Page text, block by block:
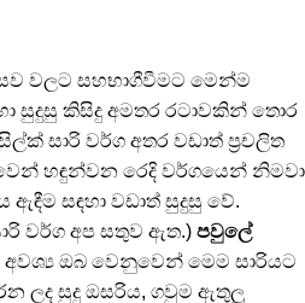
වලට සහභාගීවීමට මෙන්ම
සුදුසු කිසිදු අමතර රටාවකින් තොර
සාරි වර්ග අතර වඩාත් ප්‍රචලිත
හඳුන්වන රෙදි වර්ගයෙන් නිමවා
සඳහා වඩාත් සුදුසු වේ.
වර්ග අප සතුව ඇත.) පවුලේ
අවශ්‍ය ඔබ වෙනුවෙන් මෙම සාරියට
ලද සුදු ඔසරිය, ගවුම ඇතුලු